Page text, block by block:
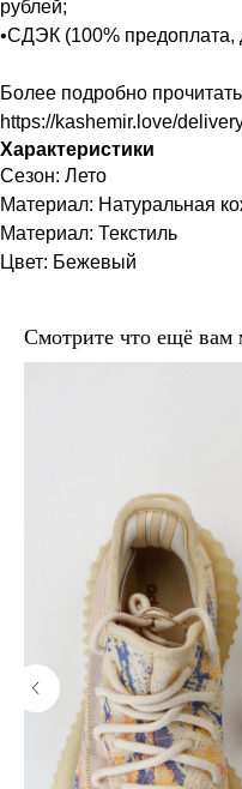
рублей;
•СДЭК (100% предоплата,
Более подробно
https://kashemir.love/
Характеристики
Сезон: Лето
Материал: Натуральная
Материал: Текстиль
Цвет: Бежевый
Смотрите что ещё вам